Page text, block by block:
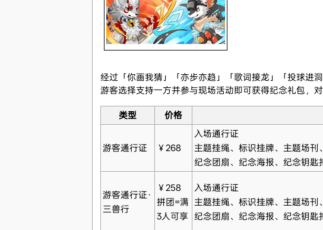
经过「你画我猜」「亦步亦趋」「歌词接龙」「投球进
游客选择支持一方并参与现场活动即可获得纪念礼包，
类型 价格
游客通行证 ￥268
入场通行证
主题挂绳、标识挂牌、主题场刊
纪念团扇、纪念海报、纪念钥匙
游客通行证·
三兽行
￥258
拼团=满
3人可享
入场通行证
主题挂绳、标识挂牌、主题场刊
纪念团扇、纪念海报、纪念钥匙